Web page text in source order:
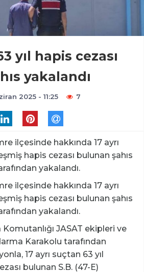
yıl hapis cezası
yakalandı
2025 - 11:25 7
ilçesinde hakkında 17 ayrı
hapis cezası bulunan şahıs
yakalandı.
ilçesinde hakkında 17 ayrı
hapis cezası bulunan şahıs
yakalandı.
JASAT ekipleri ve
Karakolu tarafından
17 ayrı suçtan 63 yıl
bulunan S.B. (47-E)